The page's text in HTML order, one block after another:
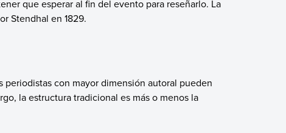
que esperar al fin del evento para reseñarlo. La
Stendhal en 1829.
periodistas con mayor dimensión autoral pueden
la estructura tradicional es más o menos la